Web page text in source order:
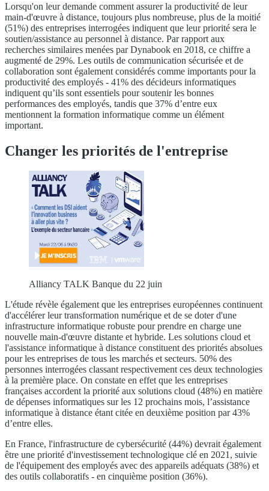
Lorsqu'on leur demande comment assurer la productivité de leur
main-d'œuvre à distance, toujours plus nombreuse, plus de la moitié
(51%) des entreprises interrogées indiquent que leur priorité sera le
soutien/assistance au personnel à distance. Par rapport aux
recherches similaires menées par Dynabook en 2018, ce chiffre a
augmenté de 29%. Les outils de communication sécurisée et de
collaboration sont également considérés comme importants pour la
productivité des employés - 41% des décideurs informatiques
indiquent qu’ils sont essentiels pour soutenir les bonnes
performances des employés, tandis que 37% d’entre eux
mentionnent la formation informatique comme un élément
important.
Changer les priorités de l'entreprise
Alliancy TALK Banque du 22 juin
L'étude révèle également que les entreprises européennes continuent
d'accélérer leur transformation numérique et de se doter d'une
infrastructure informatique robuste pour prendre en charge une
nouvelle main-d'œuvre distante et hybride. Les solutions cloud et
l'assistance informatique à distance constituent des priorités absolues
pour les entreprises de tous les marchés et secteurs. 50% des
personnes interrogées classant respectivement ces deux technologies
à la première place. On constate en effet que les entreprises
françaises accordent la priorité aux solutions cloud (48%) en matière
de dépenses informatiques sur les 12 prochains mois, l’assistance
informatique à distance étant citée en deuxième position par 43%
d’entre elles.
En France, l'infrastructure de cybersécurité (44%) devrait également
être une priorité d'investissement technologique clé en 2021, suivie
de l'équipement des employés avec des appareils adéquats (38%) et
des outils collaboratifs - en cinquième position (36%).